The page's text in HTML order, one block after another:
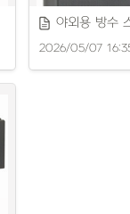
야외용 방수
2026/05/07